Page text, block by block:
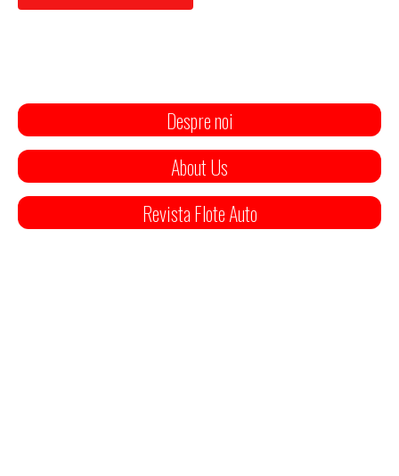
Despre noi
About Us
Revista Flote Auto